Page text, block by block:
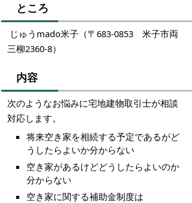
ところ
じゅうmado米子（〒683-0853 米子市両
三柳2360-8）
内容
次のようなお悩みに宅地建物取引士が相談
対応します。
将来空き家を相続する予定であるがど
うしたらよいか分からない
空き家があるけどどうしたらよいのか
分からない
空き家に関する補助金制度は